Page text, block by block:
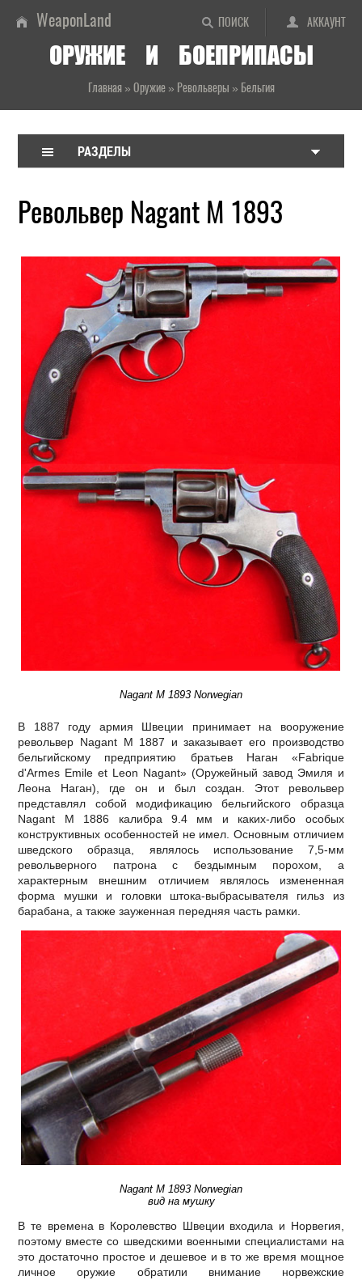
ПОИСК АККАУНТ
WeaponLand
ОРУЖИЕ И БОЕПРИПАСЫ
Главная» Оружие» Револьверы » Бельгия
РАЗДЕЛЫ
Револьвер Nagant M 1893
Nagant M 1893 Norwegian
В 1887 году армия Швеции принимает на вооружение
револьвер Nagant M 1887 и заказывает его производство
бельгийскому предприятию братьев Наган «Fabrique
d'Armes Emile et Leon Nagant» (Оружейный завод Эмиля и
Леона Наган), где он и был создан. Этот револьвер
представлял собой модификацию бельгийского образца
Nagant M 1886 калибра 9.4 мм и каких-либо особых
конструктивных особенностей не имел. Основным отличием
шведского образца, являлось использование 7,5-мм
револьверного патрона с бездымным порохом, а
характерным внешним отличием являлось измененная
форма мушки и головки штока-выбрасывателя гильз из
барабана, а также зауженная передняя часть рамки.
Nagant M 1893 Norwegian
вид на мушку
В те времена в Королевство Швеции входила и Норвегия,
поэтому вместе со шведскими военными специалистами на
это достаточно простое и дешевое и в то же время мощное
личное оружие обратили внимание норвежские